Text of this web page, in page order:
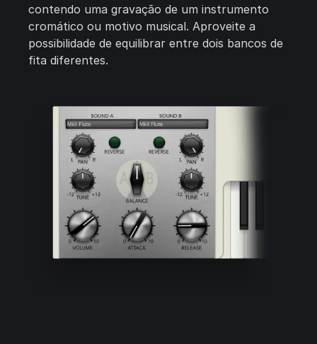
contendo uma gravação de um instrumento
cromático ou motivo musical. Aproveite a
possibilidade de equilibrar entre dois bancos de
fita diferentes.